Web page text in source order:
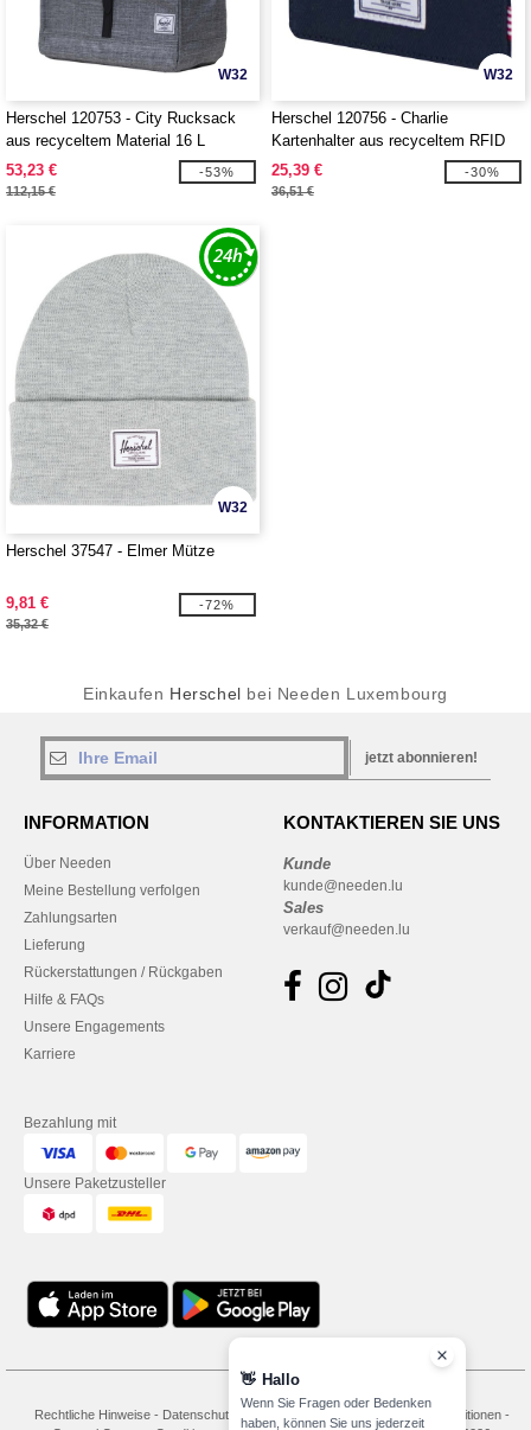
W32
Herschel 120753 - City Rucksack
aus recyceltem Material 16 L
53,23 €
112,15 €
-53%
W32
Herschel 120756 - Charlie
Kartenhalter aus recyceltem RFID
25,39 €
36,51 €
-30%
W32
Herschel 37547 - Elmer Mütze
9,81 €
35,32 €
-72%
Einkaufen Herschel bei Needen Luxembourg
jetzt abonnieren!
INFORMATION
Über Needen
Meine Bestellung verfolgen
Zahlungsarten
Lieferung
Rückerstattungen / Rückgaben
Hilfe & FAQs
Unsere Engagements
Karriere
KONTAKTIEREN SIE UNS
Kunde
kunde@needen.lu
Sales
verkauf@needen.lu
Bezahlung mit
Unsere Paketzusteller
Rechtliche Hinweise- Datenschutzbestimmungen - Bedingungen und Konditionen-
👋 Hallo
Wenn Sie Fragen oder Bedenken
haben, können Sie uns jederzeit